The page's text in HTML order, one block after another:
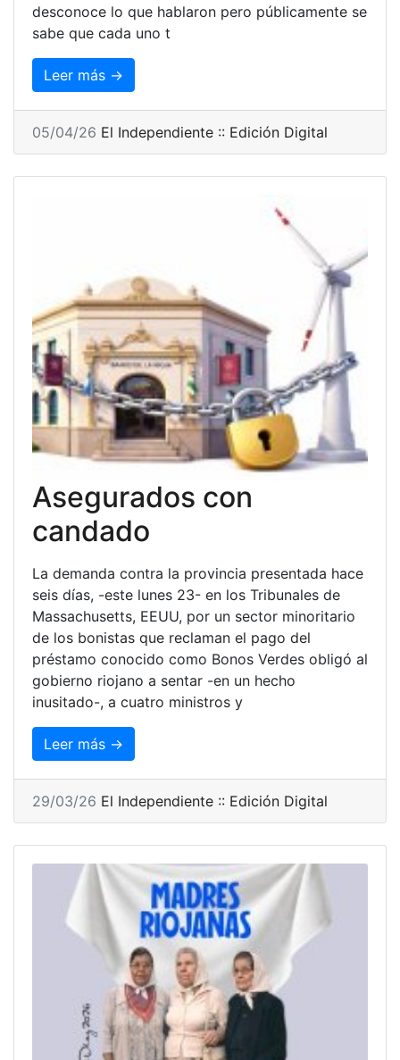
desconoce lo que hablaron pero públicamente se
sabe que cada uno t
Leer más →
05/04/26 El Independiente :: Edición Digital
Asegurados con
candado
La demanda contra la provincia presentada hace
seis días, -este lunes 23- en los Tribunales de
Massachusetts, EEUU, por un sector minoritario
de los bonistas que reclaman el pago del
préstamo conocido como Bonos Verdes obligó al
gobierno riojano a sentar -en un hecho
inusitado-, a cuatro ministros y
Leer más →
29/03/26 El Independiente :: Edición Digital